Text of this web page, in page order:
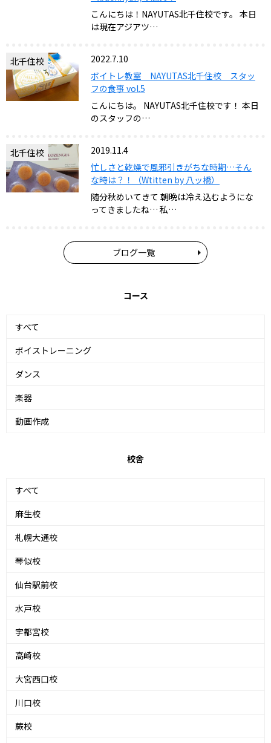
こんにちは！NAYUTAS北千住校です。 本日
は現在アジアツ…
北千住校
2022.7.10
ボイトレ教室 NAYUTAS北千住校 スタッ
フの食事 vol.5
こんにちは。 NAYUTAS北千住校です！ 本日
のスタッフの…
北千住校
2019.11.4
忙しさと乾燥で風邪引きがちな時期…そん
な時は？！（Wtitten by 八ッ橋）
随分秋めいてきて 朝晩は冷え込むようにな
ってきましたね… 私…
ブログ一覧
コース
すべて
ボイストレーニング
ダンス
楽器
動画作成
校舎
すべて
麻生校
札幌大通校
琴似校
仙台駅前校
水戸校
宇都宮校
高崎校
大宮西口校
川口校
蕨校